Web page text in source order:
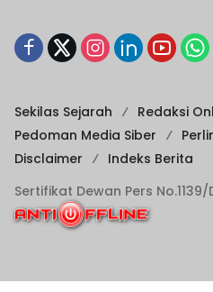
Sekilas Sejarah
Redaksi
Pedoman Media Siber
Disclaimer
Indeks Berita
Sertifikat Dewan Pers